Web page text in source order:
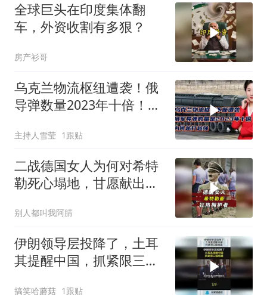
全球巨头在印度集体翻
车，外资收割有多狠？
房产衫哥
乌克兰物流枢纽遭袭！俄
导弹数量2023年十倍！为
主持人雪莹 1跟贴
二战德国女人为何对希特
勒死心塌地，甘愿献出一
别人都叫我阿腈
伊朗领导层投降了，土耳
其提醒中国，抓紧限三国
搞笑哈蘑菇 1跟贴